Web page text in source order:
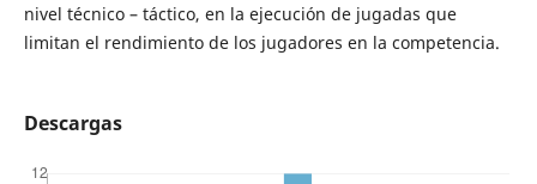
nivel técnico – táctico, en la ejecución de jugadas que
limitan el rendimiento de los jugadores en la competencia.
Descargas